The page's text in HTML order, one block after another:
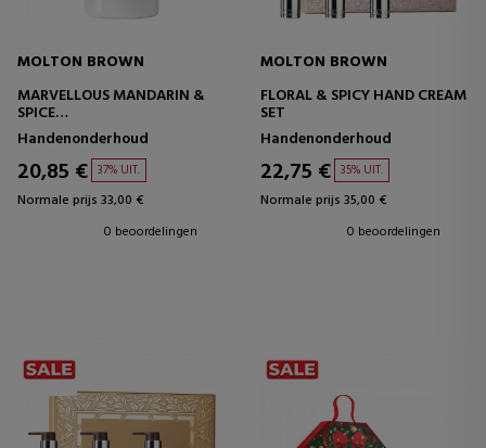
MOLTON BROWN
MARVELLOUS MANDARIN &
SPICE
HANDLOTION
Handenonderhoud
20,85 € 37% UIT.
Normale prijs 33,00 €
0 beoordelingen
MOLTON BROWN
FLORAL & SPICY HAND CREAM
SET
Handenonderhoud
22,75 € 35% UIT.
Normale prijs 35,00 €
0 beoordelingen